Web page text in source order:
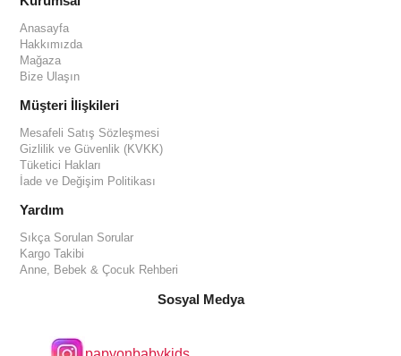
Anasayfa
Hakkımızda
Mağaza
Bize Ulaşın
Müşteri İlişkileri
Mesafeli Satış Sözleşmesi
Gizlilik ve Güvenlik (KVKK)
Tüketici Hakları
İade ve Değişim Politikası
Yardım
Sıkça Sorulan Sorular
Kargo Takibi
Anne, Bebek & Çocuk Rehberi
Sosyal Medya